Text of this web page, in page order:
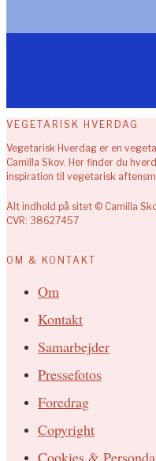
VEGETARISK HVERDAG
Vegetarisk Hverdag er en
Camilla Skov. Her finder du
inspiration til vegetarisk
Alt indhold på sitet © Camilla
CVR: 38627457
OM & KONTAKT
Om
Kontakt
Samarbejder
Pressefotos
Foredrag
Copyright
Cookies &